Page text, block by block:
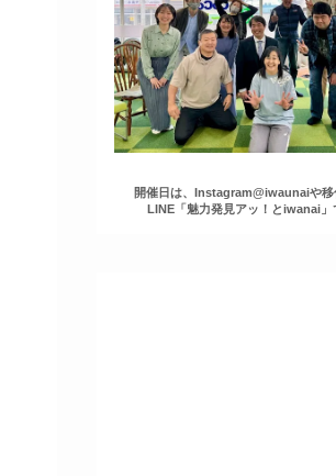
開催日は、Instagram@iwaunaiや移
LINE「魅力発見アッ！とiwanai」